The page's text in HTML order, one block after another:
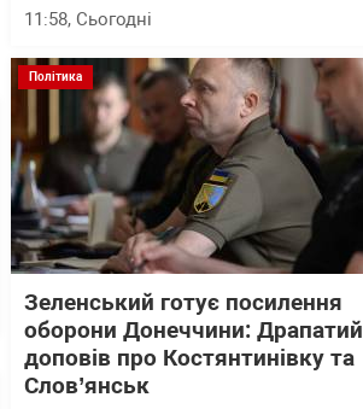
11:58, Сьогодні
Політика
Зеленський готує посилення
оборони Донеччини: Драпатий
доповів про Костянтинівку та
Слов’янськ